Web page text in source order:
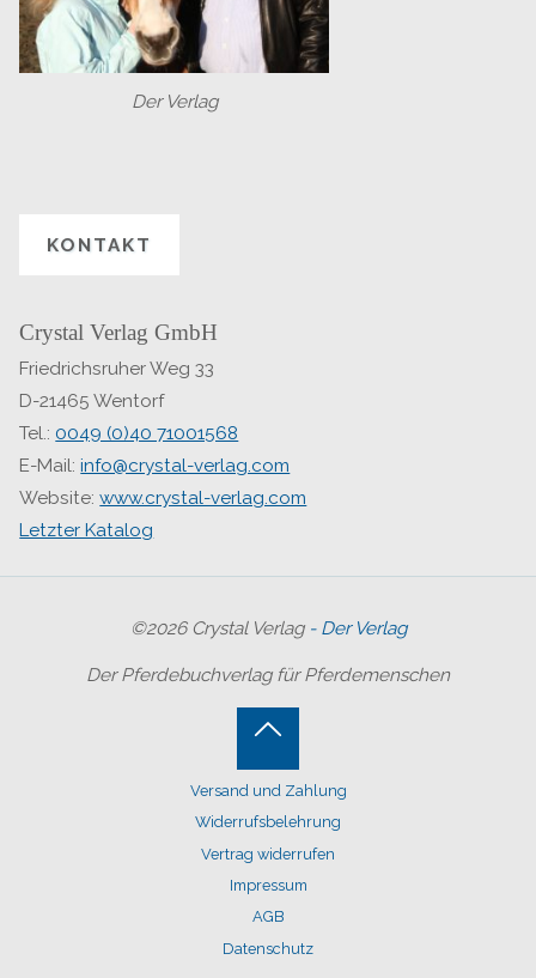
Der Verlag
KONTAKT
Crystal Verlag GmbH
Friedrichsruher Weg 33
D-21465 Wentorf
Tel.: 0049 (0)40 71001568
E-Mail:info@crystal-verlag.com
Website:www.crystal-verlag.com
Letzter Katalog
©2026 Crystal Verlag - Der Verlag
Der Pferdebuchverlag für Pferdemenschen
Versand und Zahlung
Widerrufsbelehrung
Vertrag widerrufen
Impressum
AGB
Datenschutz
Back
to
Top